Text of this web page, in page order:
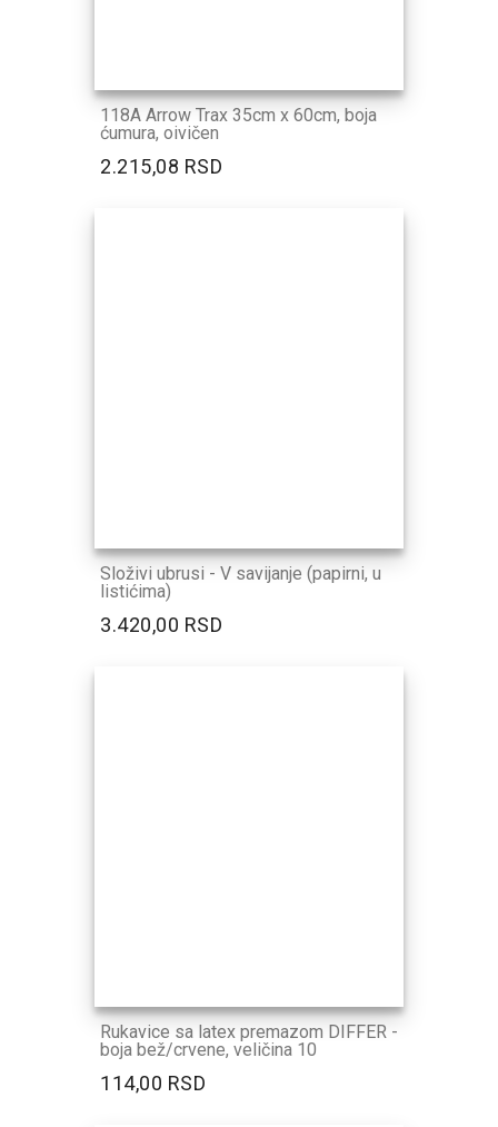
118A Arrow Trax 35cm x 60cm, boja
ćumura, oivičen
2.215,08 RSD
Složivi ubrusi - V savijanje (papirni, u
listićima)
3.420,00 RSD
Rukavice sa latex premazom DIFFER -
boja bež/crvene, veličina 10
114,00 RSD